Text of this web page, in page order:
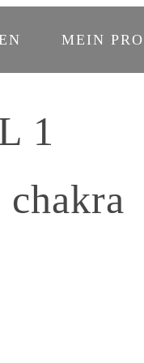
MEIN
1